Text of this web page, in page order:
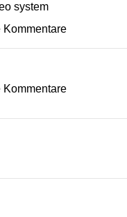
system
Kommentare
Kommentare